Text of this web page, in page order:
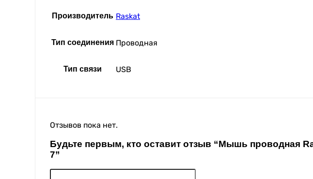
Производитель Raskat
Тип соединения Проводная
Тип связи USB
Отзывов пока нет.
Будьте первым, кто оставит отзыв “Мышь проводная
7”